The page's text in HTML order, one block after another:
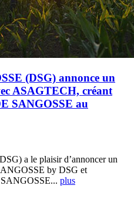
(DSG) annonce un
ASAGTECH, créant
SANGOSSE au
a le plaisir d’annoncer un
by DSG et
plus